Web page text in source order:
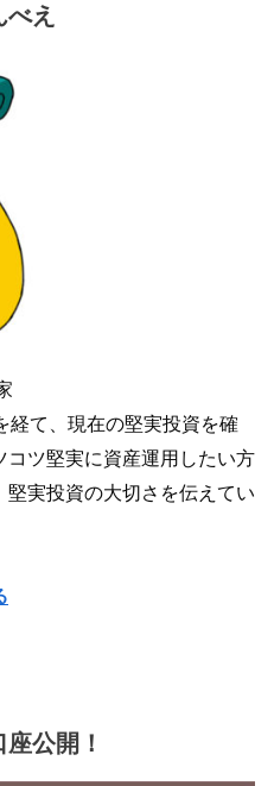
え
経て、現在の堅実投資を確
ツ堅実に資産運用したい方
実投資の大切さを伝えてい
公開！